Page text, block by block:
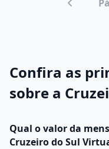
Confira as
sobre a
Qual o valor da
Cruzeiro do Sul